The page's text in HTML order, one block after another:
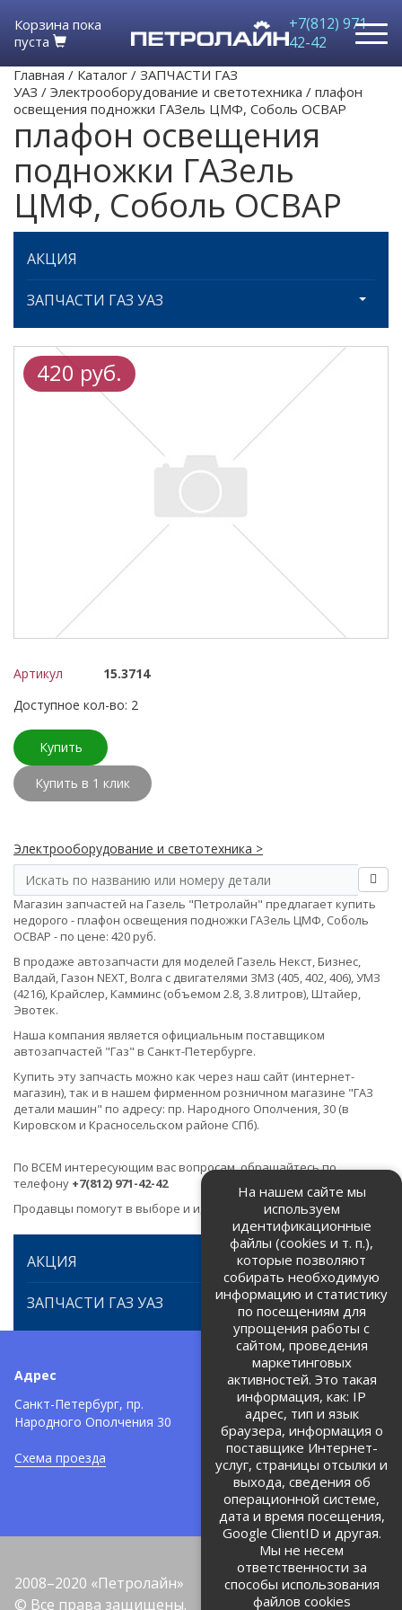
Корзина пока
пуста
+7(812) 971-
42-42
Главная / Каталог / ЗАПЧАСТИ ГАЗ
УАЗ / Электрооборудование и светотехника / плафон
освещения подножки ГАЗель ЦМФ, Соболь ОСВАР
плафон освещения
подножки ГАЗель
ЦМФ, Соболь ОСВАР
АКЦИЯ
ЗАПЧАСТИ ГАЗ УАЗ
420 руб.
Артикул
15.3714
Доступное кол-во: 2
Купить
Купить в 1 клик
Электрооборудование и светотехника >
Магазин запчастей на Газель "Петролайн" предлагает купить
недорого - плафон освещения подножки ГАЗель ЦМФ, Соболь
ОСВАР - по цене: 420 руб.
В продаже автозапчасти для моделей Газель Некст, Бизнес,
Валдай, Газон NEXT, Волга с двигателями ЗМЗ (405, 402, 406), УМЗ
(4216), Крайслер, Камминс (объемом 2.8, 3.8 литров), Штайер,
Эвотек.
Наша компания является официальным поставщиком
автозапчастей "Газ" в Санкт-Петербурге.
Купить эту запчасть можно как через наш сайт (интернет-
магазин), так и в нашем фирменном розничном магазине "ГАЗ
детали машин" по адресу: пр. Народного Ополчения, 30 (в
Кировском и Красносельском районе СПб).
По ВСЕМ интересующим вас вопросам, обращайтесь по
телефону +7(812) 971-42-42
Продавцы помогут в выборе и идентификации товара.
АКЦИЯ
ЗАПЧАСТИ ГАЗ УАЗ
Адрес
Санкт-Петербург, пр.
Народного Ополчения 30
Схема проезда
Телефоны:
+7 (812) 971-42-42
Политика об обработке и
защите персональных данных
Соглашение на обработку
персональных данных
2008–2020 «Петролайн»
© Все права защищены.
На нашем сайте мы
используем
идентификационные
файлы (cookies и т. п.),
которые позволяют
собирать необходимую
информацию и статистику
по посещениям для
упрощения работы с
сайтом, проведения
маркетинговых
активностей. Это такая
информация, как: IP
адрес, тип и язык
браузера, информация о
поставщике Интернет-
услуг, страницы отсылки и
выхода, сведения об
операционной системе,
дата и время посещения,
Google ClientID и другая.
Мы не несем
ответственности за
способы использования
файлов cookies